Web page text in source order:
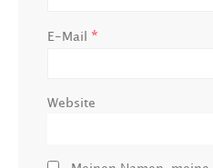
E-Mail *
Website